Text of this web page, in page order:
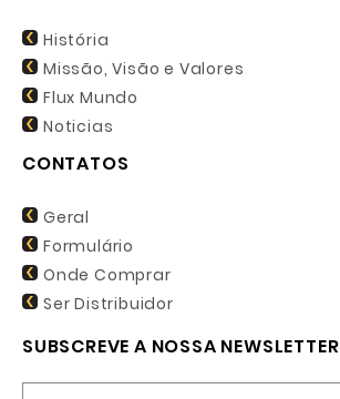
História
Missão, Visão e Valores
Flux Mundo
Noticias
CONTATOS
Geral
Formulário
Onde Comprar
Ser Distribuidor
SUBSCREVE A NOSSA NEWSLETTER